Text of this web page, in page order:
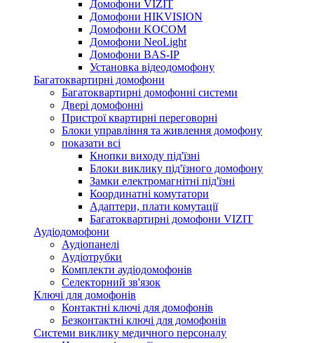
Домофони VIZIT
Домофони HIKVISION
Домофони KOCOM
Домофони NeoLight
Домофони BAS-IP
Установка відеодомофону
Багатоквартирні домофони
Багатоквартирні домофонні системи
Двері домофонні
Пристрої квартирні переговорні
Блоки управління та живлення домофону
показати всі
Кнопки виходу під'їзні
Блоки виклику під'їзного домофону
Замки електромагнітні під'їзні
Координатні комутатори
Адаптери, плати комутації
Багатоквартирні домофони VIZIT
Аудіодомофони
Аудіопанелі
Аудіотрубки
Комплекти аудіодомофонів
Селекторний зв'язок
Ключі для домофонів
Контактні ключі для домофонів
Безконтактні ключі для домофонів
Системи виклику медичного персоналу